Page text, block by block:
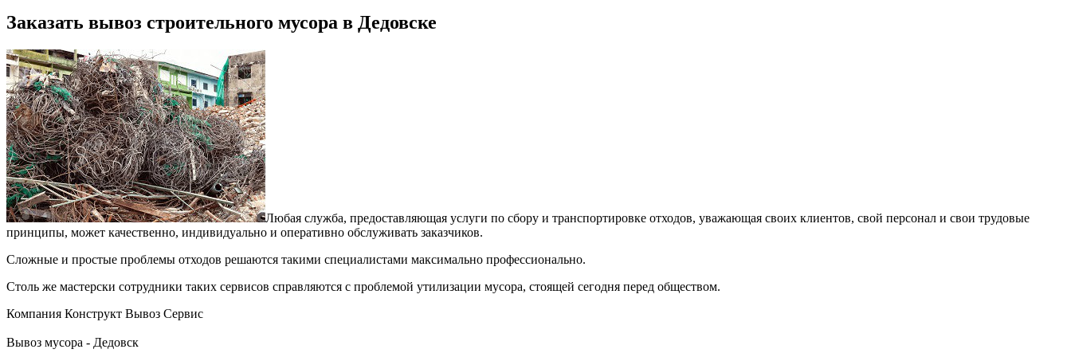
Заказать вывоз строительного мусора в Дедовске
Любая служба, предоставляющая услуги по сбору и транспортировке отходов, уважающая своих клиентов, свой персонал и свои трудовые
принципы, может качественно, индивидуально и оперативно обслуживать заказчиков.
Сложные и простые проблемы отходов решаются такими специалистами максимально профессионально.
Столь же мастерски сотрудники таких сервисов справляются с проблемой утилизации мусора, стоящей сегодня перед обществом.
Компания Конструкт Вывоз Сервис
Вывоз мусора - Дедовск